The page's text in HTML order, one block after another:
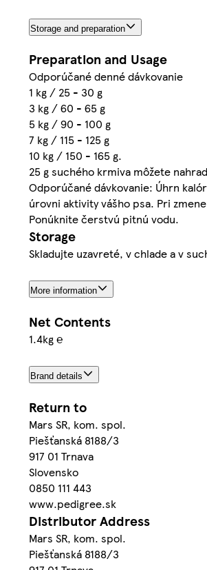
Storage and preparation
Preparation and Usage
Odporúčané denné dávkovanie
1 kg / 25 - 30 g
3 kg / 60 - 65 g
5 kg / 90 - 100 g
7 kg / 115 - 125 g
10 kg / 150 - 165 g.
25 g suchého krmiva môžete
Odporúčané dávkovanie: Úhrn
úrovni aktivity vášho psa. Pri
Ponúknite čerstvú pitnú vodu.
Storage
Skladujte uzavreté, v chlade a v
More information
Net Contents
1.4kg ℮
Brand details
Return to
Mars SR, kom. spol.
Piešťanská 8188/3
917 01 Trnava
Slovensko
0850 111 443
www.pedigree.sk
Distributor Address
Mars SR, kom. spol.
Piešťanská 8188/3